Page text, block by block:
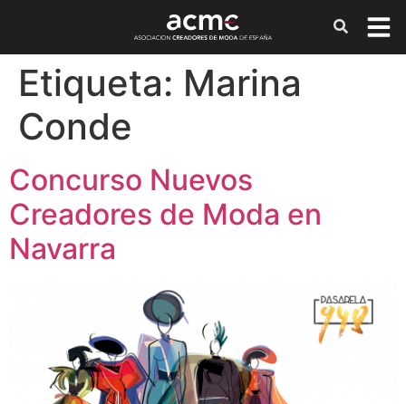
Etiqueta: Marina
Conde
Concurso Nuevos
Creadores de Moda en
Navarra